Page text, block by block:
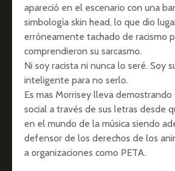
apareció en el escenario con una
simbología skin head, lo que dio
erróneamente tachado de racismo
comprendieron su sarcasmo.
Ni soy racista ni nunca lo seré. Soy
inteligente para no serlo.
Es mas Morrisey lleva demostrando
social a través de sus letras desde
en el mundo de la música siendo
defensor de los derechos de los
a organizaciones como PETA.